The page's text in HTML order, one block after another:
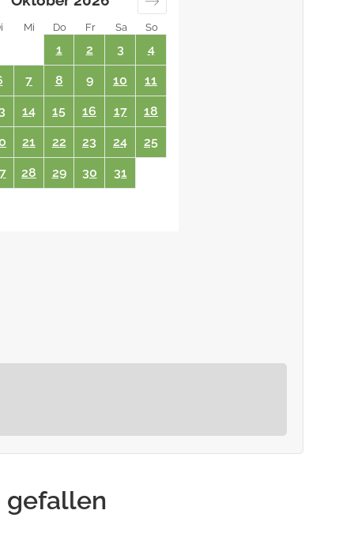
99,00 €
69,00 €
109,00 €
115,00 €
kann
Mi Do Fr Sa So
1 2 3 4
7 8 9 10 11
14 15 16 17 18
21 22 23 24 25
28 29 30 31
gefallen